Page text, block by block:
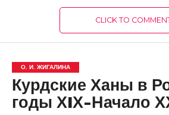
CLICK TO
О. И. ЖИГАЛИНА
Курдские Ханы в
годы ХIХ-Начало